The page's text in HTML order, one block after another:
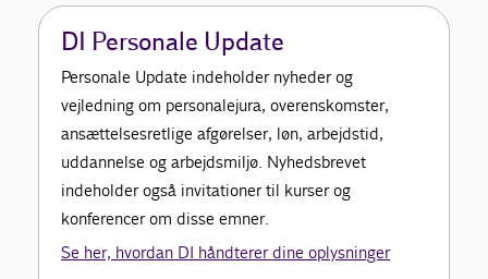
DI Personale Update
Personale Update indeholder nyheder og
vejledning om personalejura, overenskomster,
ansættelsesretlige afgørelser, løn, arbejdstid,
uddannelse og arbejdsmiljø. Nyhedsbrevet
indeholder også invitationer til kurser og
konferencer om disse emner.
Se her, hvordan DI håndterer dine oplysninger